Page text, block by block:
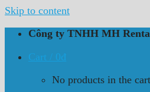
Skip to content
Công ty TNHH MH
Cart / 0₫
No products in the